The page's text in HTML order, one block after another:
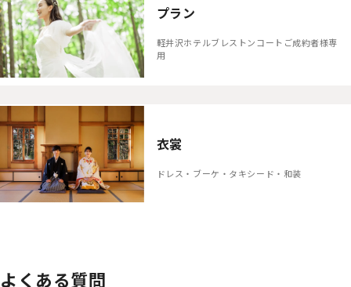
プラン
軽井沢ホテルブレストンコートご成約者様専
用
衣裳
ドレス・ブーケ・タキシード・和装
よくある質問